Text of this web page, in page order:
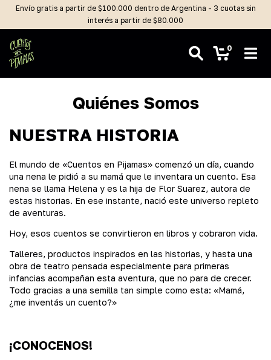
Envío gratis a partir de $100.000 dentro de Argentina - 3 cuotas sin
interés a partir de $80.000
0
Quiénes Somos
NUESTRA HISTORIA
El mundo de «Cuentos en Pijamas» comenzó un día, cuando
una nena le pidió a su mamá que le inventara un cuento. Esa
nena se llama Helena y es la hija de Flor Suarez, autora de
estas historias. En ese instante, nació este universo repleto
de aventuras.
Hoy, esos cuentos se convirtieron en libros y cobraron vida.
Talleres, productos inspirados en las historias, y hasta una
obra de teatro pensada especialmente para primeras
infancias acompañan esta aventura, que no para de crecer.
Todo gracias a una semilla tan simple como esta: «Mamá,
¿me inventás un cuento?»
¡CONOCENOS!